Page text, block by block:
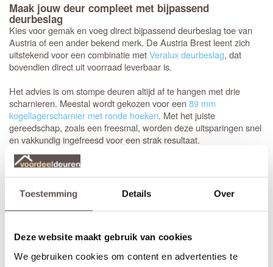
Toestemming Details Over
Deze website maakt gebruik van cookies
We gebruiken cookies om content en advertenties te
Maak jouw deur compleet met bijpassend
deurbeslag
Kies voor gemak en voeg direct bijpassend deurbeslag toe van
Austria of een ander bekend merk. De Austria Brest leent zich
uitstekend voor een combinatie metVeralux deurbeslag, dat
bovendien direct uit voorraad leverbaar is.
Het advies is om stompe deuren altijd af te hangen met drie
scharnieren. Meestal wordt gekozen voor een89 mm
kogellagerscharnier met ronde hoeken. Met het juiste
gereedschap, zoals een freesmal, worden deze uitsparingen snel
en vakkundig ingefreesd voor een strak resultaat.
Het is aan te raden om te kiezen voor een
de hal en de woonkamer, zeker als de voordeur niet volledig
tochtvrij sluit. Voor slaapkamers is een valdorpel handig om geluid
te dempen. Houd er rekening mee dat de luchtventilatie bij een
gesloten deur vermindert; dit is de afweging bij de keuze voor een
Inkorten of op maat bestellen?